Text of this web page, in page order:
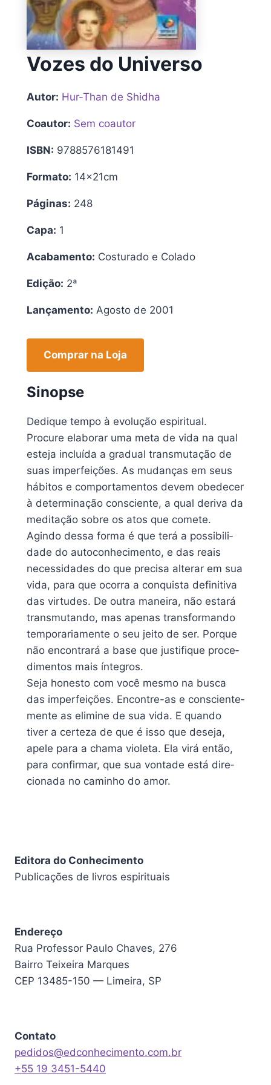
Vozes do Universo
Autor: Hur-Than de Shidha
Coautor: Sem coautor
ISBN: 9788576181491
Formato: 14x21cm
Páginas: 248
Capa: 1
Acabamento: Costurado e Colado
Edição: 2ª
Lançamento: Agosto de 2001
Comprar na Loja
Sinopse
Dedique tempo à evo­lu­ção espi­ri­tual.
Procure ela­bo­rar uma meta de vida na qual
este­ja incluí­da a gra­dual trans­mu­ta­ção de
suas imper­fei­ções. As mudan­ças em seus
hábi­tos e com­por­ta­men­tos devem obe­de­cer
à deter­mi­na­ção cons­cien­te, a qual deri­va da
medi­ta­ção sobre os atos que come­te.
Agindo dessa forma é que terá a pos­si­bi­li­
da­de do auto­co­nhe­ci­men­to, e das reais
neces­si­da­des do que pre­ci­sa alte­rar em sua
vida, para que ocor­ra a con­quis­ta defi­ni­ti­va
das vir­tu­des. De outra manei­ra, não esta­rá
trans­mu­tan­do, mas ape­nas trans­for­man­do
tem­po­ra­ria­men­te o seu jeito de ser. Porque
não encon­tra­rá a base que jus­ti­fi­que pro­ce­
di­men­tos mais ínte­gros.
Seja hones­to com você mesmo na busca
das imper­fei­ções. Encontre-as e cons­cien­te­
men­te as eli­mi­ne de sua vida. E quan­do
tiver a cer­te­za de que é isso que dese­ja,
apele para a chama vio­le­ta. Ela virá então,
para con­fir­mar, que sua von­ta­de está dire­
cio­na­da no cami­nho do amor.
Editora do Conhecimento
Publicações de livros espirituais
Endereço
Rua Professor Paulo Chaves, 276
Bairro Teixeira Marques
CEP 13485-150 — Limeira, SP
Contato
pedidos@edconhecimento.com.br
+55 19 3451-5440